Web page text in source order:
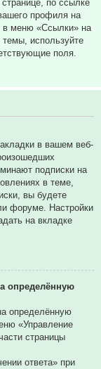
по ссылке
профиля на
в меню «Ссылки» на
используйте
поля.
в вашем веб-
подписки на
в теме,
вы будете
форуме. Настройки
на вкладке
определённую
определённую
«Управление
страницы
ответа» при